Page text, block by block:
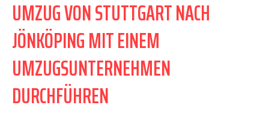
UMZUG VON STUTTGART NACH
JÖNKÖPING MIT EINEM
UMZUGSUNTERNEHMEN
DURCHFÜHREN